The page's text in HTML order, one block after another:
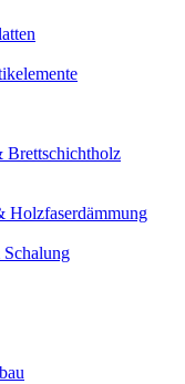
Holzfaserdämmung